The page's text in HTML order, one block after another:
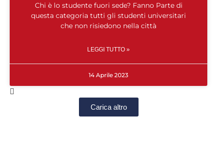
Chi è lo studente fuori sede? Fanno Parte di
questa categoria tutti gli studenti universitari
che non risiedono nella città
LEGGI TUTTO »
14 Aprile 2023
Carica altro